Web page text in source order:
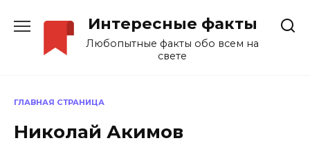
содержанию
Интересные факты
Любопытные факты обо всем на
свете
ГЛАВНАЯ СТРАНИЦА
Николай Акимов